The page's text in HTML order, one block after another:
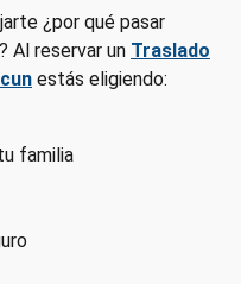
¿por qué pasar
Al reservar un Traslado
estás eligiendo:
familia